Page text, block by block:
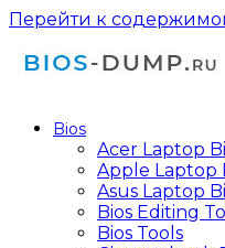
Перейти к
Bios
Acer Laptop
Apple Laptop
Asus Laptop
Bios Editing
Bios Tools